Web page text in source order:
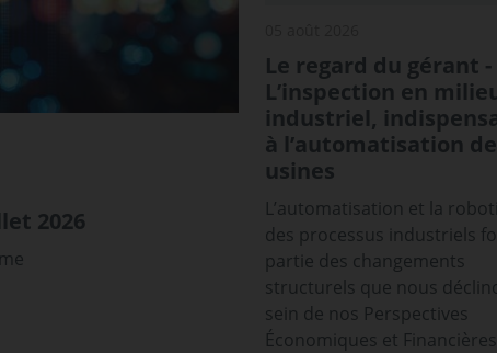
2026
Le regard du gérant -
L’inspection en
industriel,
à l’automatisation
usines
L’automatisation et la
des processus industriels
partie des changements
structurels que nous
sein de nos Perspectives
Économiques et